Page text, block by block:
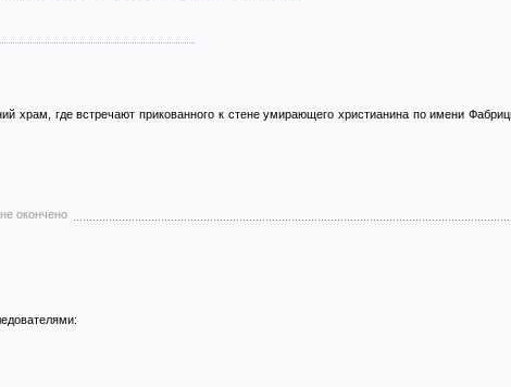
храм, где встречают прикованного к стене умирающего христианина по имени
окончено